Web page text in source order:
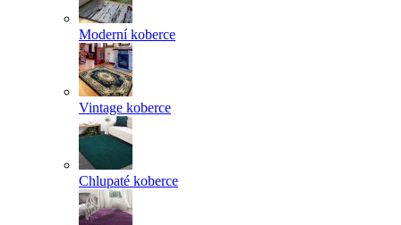
Moderní koberce
Vintage koberce
Chlupaté koberce